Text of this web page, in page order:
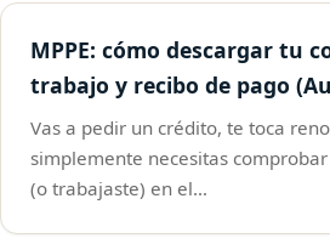
MPPE: cómo descargar tu
trabajo y recibo de pago
Vas a pedir un crédito, te toca
simplemente necesitas
(o trabajaste) en el…